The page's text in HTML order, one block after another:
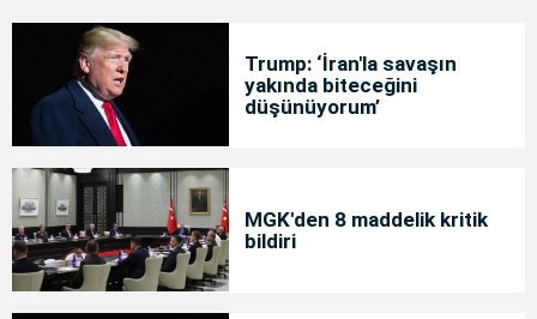
Trump: ‘İran'la savaşın
yakında biteceğini
düşünüyorum’
MGK'den 8 maddelik kritik
bildiri